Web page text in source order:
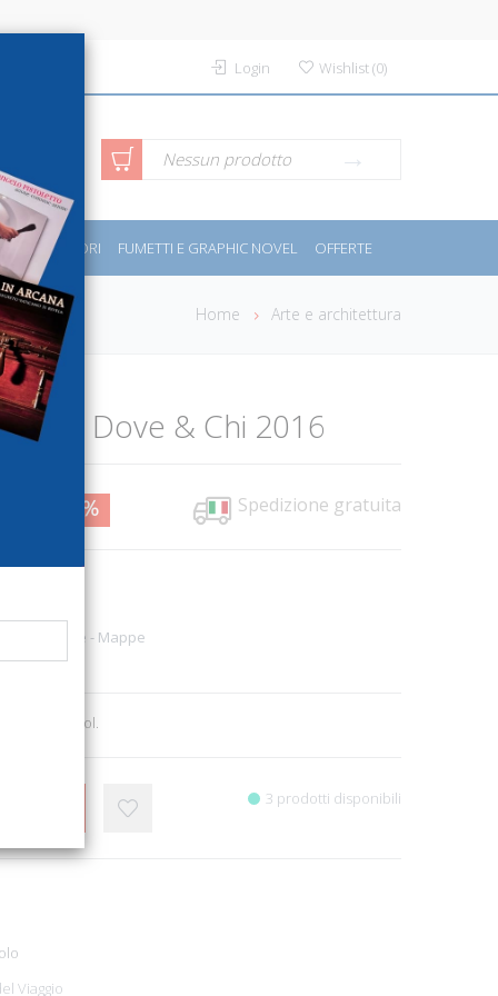
Login Wishlist(0)
Nessun prodotto
E MOTORI FUMETTI E GRAPHIC NOVEL OFFERTE
Home Arte e architettura
Dove & Chi 2016
17% Spedizione gratuita
turistiche - Mappe
ill. b/n e col.
3 prodotti disponibili
Viaggio